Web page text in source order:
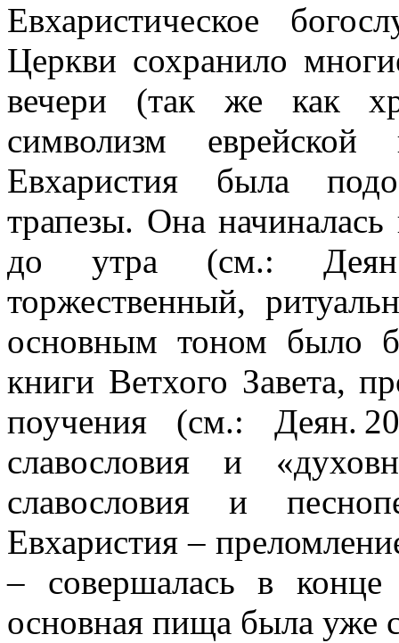
Евхаристическое
Церкви сохранило
вечери (так же как
символизм
Евхаристия была
трапезы. Она
до утра (см.:
торжественный,
основным тоном было
книги Ветхого Завета,
поучения (см.: Деян.
славословия и
славословия и
Евхаристия –
– совершалась в
основная пища была уже